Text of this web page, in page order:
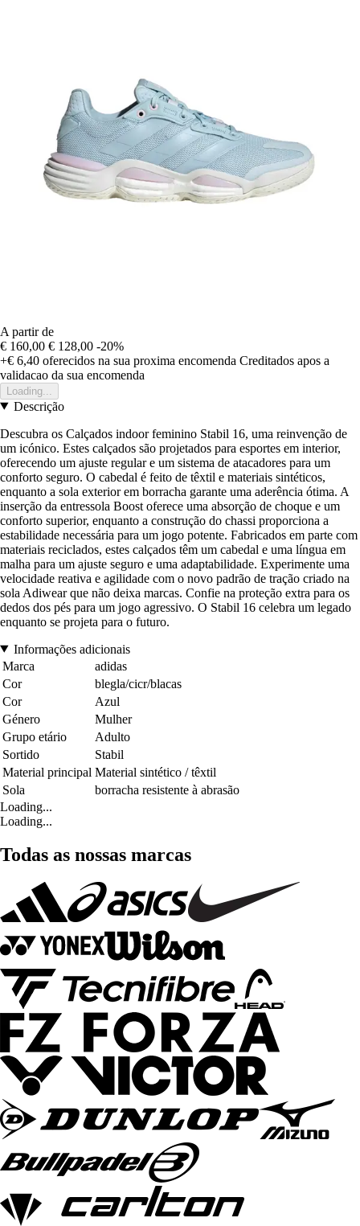
A partir de
€ 160,00 € 128,00 -20%
+€ 6,40 oferecidos na sua proxima encomenda Creditados apos a
validacao da sua encomenda
Loading...
Descrição
Descubra os Calçados indoor feminino Stabil 16, uma reinvenção de
um icónico. Estes calçados são projetados para esportes em interior,
oferecendo um ajuste regular e um sistema de atacadores para um
conforto seguro. O cabedal é feito de têxtil e materiais sintéticos,
enquanto a sola exterior em borracha garante uma aderência ótima. A
inserção da entressola Boost oferece uma absorção de choque e um
conforto superior, enquanto a construção do chassi proporciona a
estabilidade necessária para um jogo potente. Fabricados em parte com
materiais reciclados, estes calçados têm um cabedal e uma língua em
malha para um ajuste seguro e uma adaptabilidade. Experimente uma
velocidade reativa e agilidade com o novo padrão de tração criado na
sola Adiwear que não deixa marcas. Confie na proteção extra para os
dedos dos pés para um jogo agressivo. O Stabil 16 celebra um legado
enquanto se projeta para o futuro.
Informações adicionais
Marca
adidas
Cor
blegla/cicr/blacas
Cor
Azul
Género
Mulher
Grupo etário
Adulto
Sortido
Stabil
Material principal Material sintético / têxtil
Sola
borracha resistente à abrasão
Loading...
Loading...
Todas as nossas marcas